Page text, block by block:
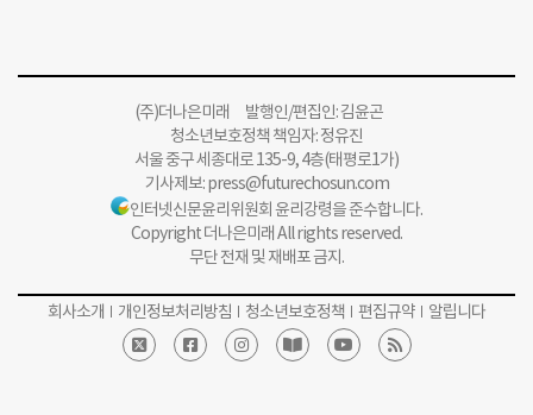
(주)더나은미래 발행인/편집인: 김윤곤
청소년보호정책 책임자: 정유진
서울 중구 세종대로 135-9, 4층(태평로1가)
기사제보:press@futurechosun.com
인터넷신문윤리위원회 윤리강령을 준수합니다.
Copyright 더나은미래 All rights reserved.
무단 전재 및 재배포 금지.
회사소개 개인정보처리방침 청소년보호정책 편집규약 알립니다